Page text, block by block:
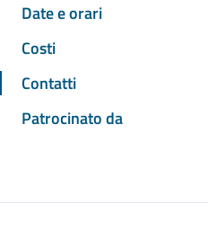
Date e orari
Costi
Contatti
Patrocinato da